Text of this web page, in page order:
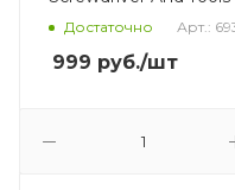
Достаточно Арт.:
999 руб./шт